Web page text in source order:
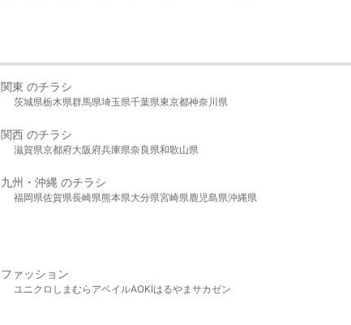
関東 のチラシ
茨城県栃木県群馬県埼玉県千葉県東京都神奈川県
関西 のチラシ
滋賀県京都府大阪府兵庫県奈良県和歌山県
九州・沖縄 のチラシ
福岡県佐賀県長崎県熊本県大分県宮崎県鹿児島県沖縄県
ファッション
ユニクロ しまむら アベイルAOKIはるやま サカゼン